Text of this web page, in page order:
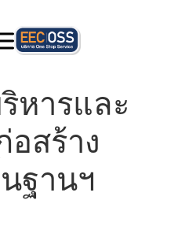
หารและ
สร้าง
ฐานฯ